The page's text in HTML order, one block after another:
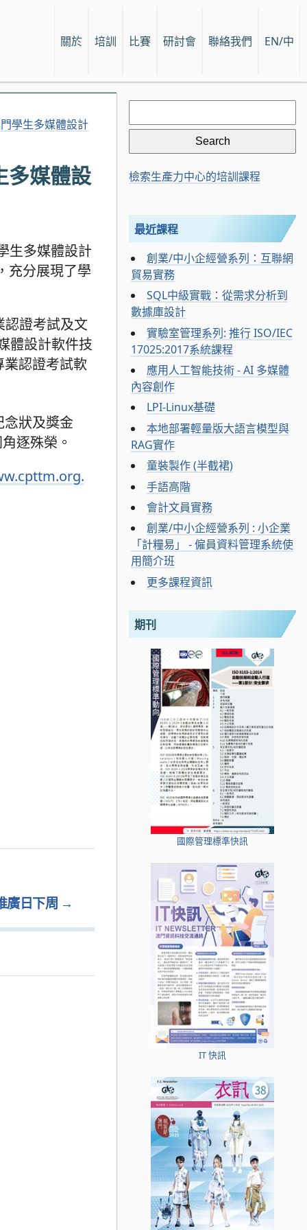
關於 培訓 比賽 研討會 聯絡我們 EN/中
學生多媒體設計
多媒體設
生多媒體設計
充分展現了學
證考試及文
體設計軟件技
認證考試軟
念狀及獎金
逐殊榮。
→
廣日下周
Search
for:
檢索生產力中心的培訓課程
最近課程
創業/中小企經營系列：互聯網
貿易實務
SQL中級實戰：從需求分析到
數據庫設計
實驗室管理系列: 推行 ISO/IEC
17025:2017系統課程
應用人工智能技術 - AI 多媒體
內容創作
LPI-Linux基礎
本地部署輕量版大語言模型與
RAG實作
童裝製作 (半截裙)
手語高階
會計文員實務
創業/中小企經營系列 : 小企業
「計糧易」 - 僱員資料管理系統使
用簡介班
更多課程資訊
期刊
國際管理標準快訊
IT 快訊